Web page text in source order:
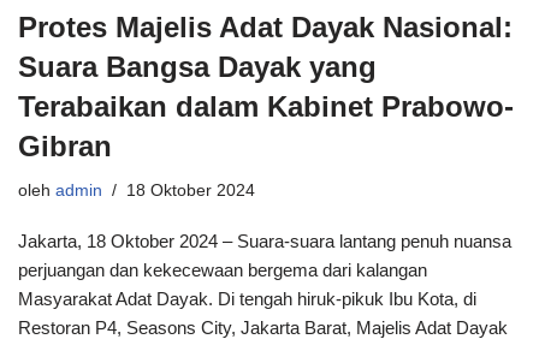
Protes Majelis Adat Dayak Nasional:
Suara Bangsa Dayak yang
Terabaikan dalam Kabinet Prabowo-
Gibran
oleh admin 18 Oktober 2024
Jakarta, 18 Oktober 2024 – Suara-suara lantang penuh nuansa
perjuangan dan kekecewaan bergema dari kalangan
Masyarakat Adat Dayak. Di tengah hiruk-pikuk Ibu Kota, di
Restoran P4, Seasons City, Jakarta Barat, Majelis Adat Dayak